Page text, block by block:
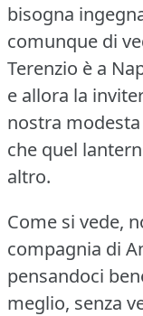
bisogna
comunque di
Terenzio è a
e allora la
nostra
che quel
altro.
Come si vede,
compagnia di
pensandoci
meglio, senza